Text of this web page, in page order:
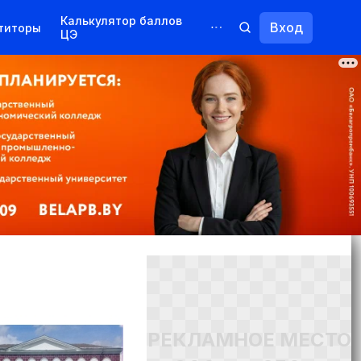
Калькулятор баллов
ЦЭ
Курсы
Переподготовка
Вход
РЕКЛАМНОЕ МЕСТО